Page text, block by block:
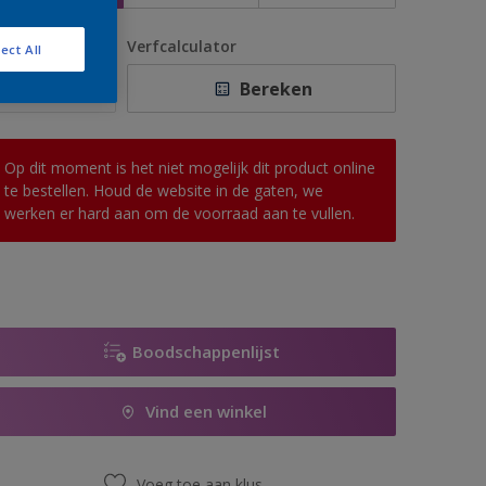
Verfcalculator
Bereken
Op dit moment is het niet mogelijk dit product online
te bestellen. Houd de website in de gaten, we
werken er hard aan om de voorraad aan te vullen.
Boodschappenlijst
Vind een winkel
All